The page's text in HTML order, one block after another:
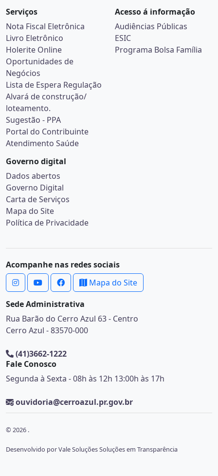
Serviços
Nota Fiscal Eletrônica
Livro Eletrônico
Holerite Online
Oportunidades de
Negócios
Lista de Espera Regulação
Alvará de construção/
loteamento.
Sugestão - PPA
Portal do Contribuinte
Atendimento Saúde
Acesso á informação
Audiências Públicas
ESIC
Programa Bolsa Família
Governo digital
Dados abertos
Governo Digital
Carta de Serviços
Mapa do Site
Política de Privacidade
Acompanhe nas redes sociais
Mapa do Site
Sede Administrativa
Rua Barão do Cerro Azul 63 - Centro
Cerro Azul - 83570-000
(41)3662-1222
Fale Conosco
Segunda à Sexta - 08h às 12h 13:00h às 17h
ouvidoria@cerroazul.pr.gov.br
© 2026 .
Desenvolvido por Vale Soluções Soluções em Transparência